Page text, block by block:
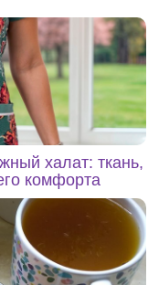
халат: ткань,
комфорта